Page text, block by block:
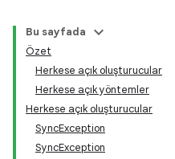
Bu sayfada
Özet
Herkese açık oluşturucular
Herkese açık yöntemler
Herkese açık oluşturucular
SyncException
SyncException